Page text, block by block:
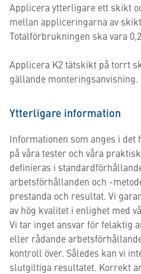
Applicera ytterligare ett skikt
mellan appliceringarna av
Totalförbrukningen ska vara
Applicera K2 tätskikt på torrt
gällande monteringsanvisning.
Ytterligare information
Informationen som anges i
på våra tester och våra
definieras i
arbetsförhållanden och -
prestanda och resultat. Vi
av hög kvalitet i enlighet med
Vi tar inget ansvar för felaktig
eller rådande
kontroll över. Således kan vi
slutgiltiga resultatet. Korrekt